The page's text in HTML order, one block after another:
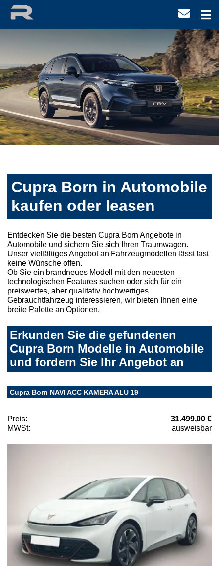
Cupra Born in Automobile
kaufen oder leasen
Entdecken Sie die besten Cupra Born Angebote in
Automobile und sichern Sie sich Ihren Traumwagen.
Unser vielfältiges Angebot an Fahrzeugmodellen lässt fast
keine Wünsche offen.
Ob Sie ein brandneues Modell mit den neuesten
technologischen Features suchen oder sich für ein
preiswertes, aber qualitativ hochwertiges
Gebrauchtfahrzeug interessieren, wir bieten Ihnen eine
breite Palette an Optionen.
Erkunden Sie die gefundenen
Cupra Born Modelle in Automobile
und fordern Sie Ihr Angebot an
Cupra Born NAVI ACC KAMERA ALU 19
Preis:
31.499,00 €
MWSt:
ausweisbar